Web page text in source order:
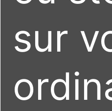
sur